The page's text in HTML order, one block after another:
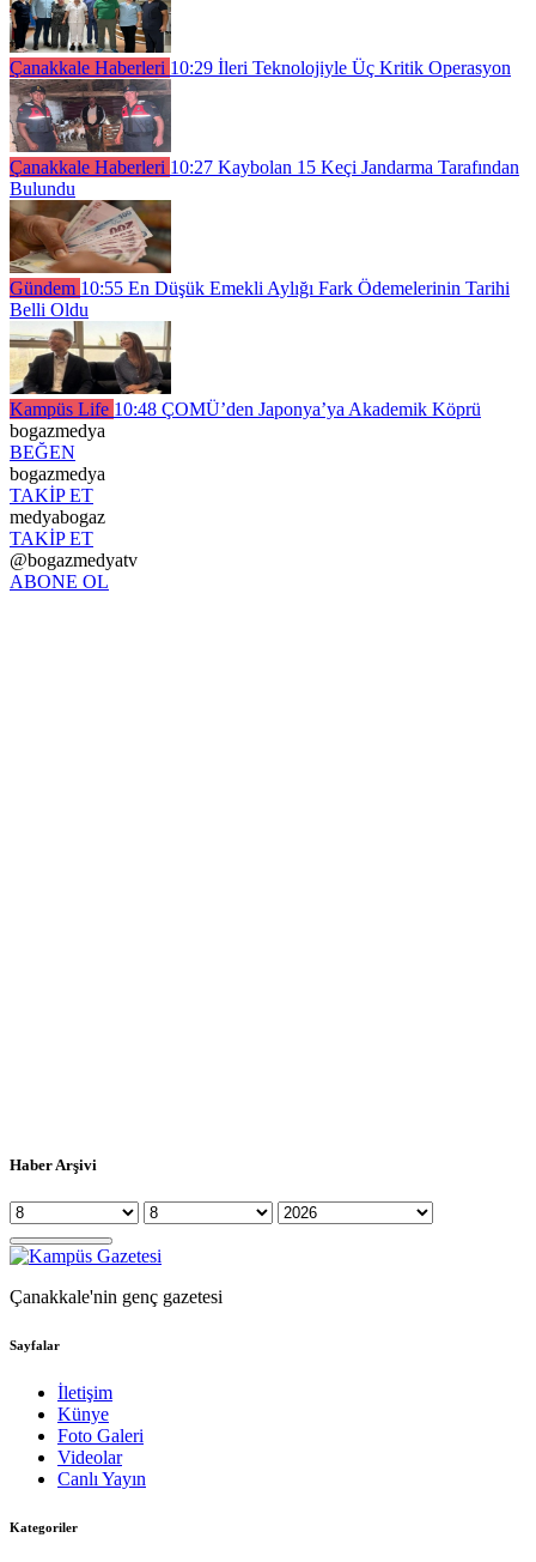
Çanakkale Haberleri 10:29 İleri Teknolojiyle Üç Kritik Operasyon
Çanakkale Haberleri 10:27 Kaybolan 15 Keçi Jandarma Tarafından
Bulundu
Gündem 10:55 En Düşük Emekli Aylığı Fark Ödemelerinin Tarihi
Belli Oldu
Kampüs Life 10:48 ÇOMÜ’den Japonya’ya Akademik Köprü
bogazmedya
BEĞEN
bogazmedya
TAKİP ET
medyabogaz
TAKİP ET
@bogazmedyatv
ABONE OL
Haber Arşivi
Çanakkale'nin genç gazetesi
Sayfalar
İletişim
Künye
Foto Galeri
Videolar
Canlı Yayın
Kategoriler